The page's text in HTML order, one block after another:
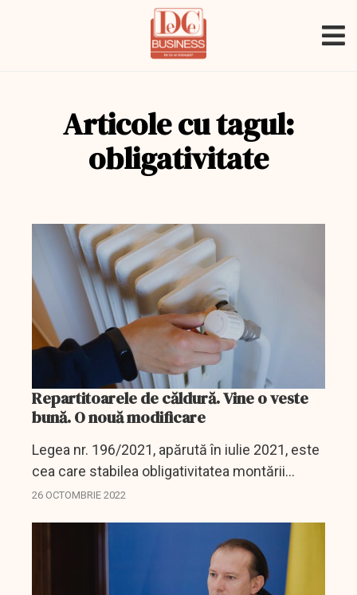
Articole cu tagul:
obligativitate
Repartitoarele de căldură. Vine o veste
bună. O nouă modificare
Legea nr. 196/2021, apărută în iulie 2021, este
cea care stabilea obligativitatea montării
contoarelor de căldură la nivelul fiecărui
26 OCTOMBRIE 2022